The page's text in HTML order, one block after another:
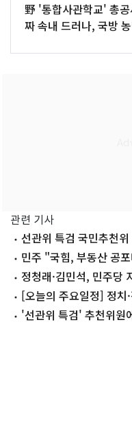
野 '통합사관학교' 총
짜 속내 드러나, 국방
관련 기사
선관위 특검 국민추천
수 민주 "국힘, 부동산 공
것"정청래·김민석, 민주당
[오늘의 주요일정] 정치
'선관위 특검' 추천위원